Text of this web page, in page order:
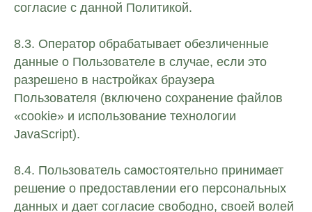
согласие с данной Политикой.
8.3. Оператор обрабатывает обезличенные
данные о Пользователе в случае, если это
разрешено в настройках браузера
Пользователя (включено сохранение файлов
«cookie» и использование технологии
JavaScript).
8.4. Пользователь самостоятельно принимает
решение о предоставлении его персональных
данных и дает согласие свободно, своей волей